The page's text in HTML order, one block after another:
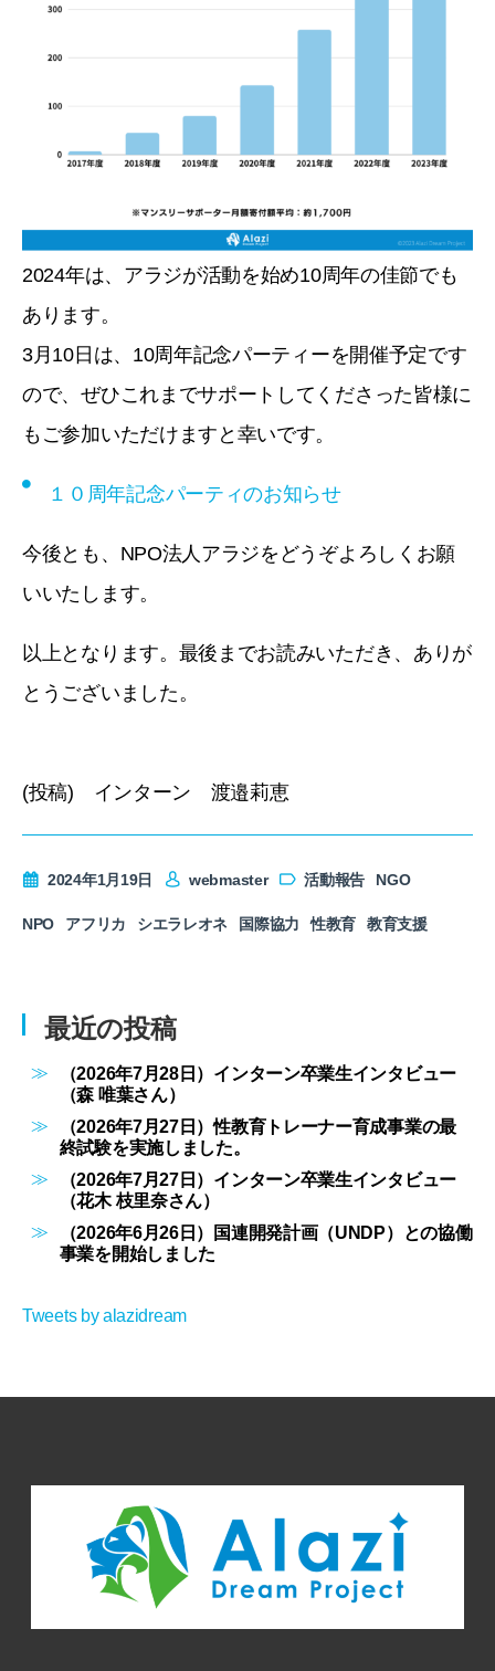
最近の投稿
（2026年7月28日）インターン卒業生インタビュー
（森 唯葉さん）
（2026年7月27日）性教育トレーナー育成事業の最
終試験を実施しました。
（2026年7月27日）インターン卒業生インタビュー
（花木 枝里奈さん）
（2026年6月26日）国連開発計画（UNDP）との協働
事業を開始しました
Tweets by alazidream
2024年は、アラジが活動を始め10周年の佳節でも
あります。
3月10日は、10周年記念パーティーを開催予定です
ので、ぜひこれまでサポートしてくださった皆様に
もご参加いただけますと幸いです。
１０周年記念パーティのお知らせ
今後とも、NPO法人アラジをどうぞよろしくお願
いいたします。
以上となります。最後までお読みいただき、ありが
とうございました。
(投稿) インターン 渡邉莉恵
2024年1月19日 webmaster 活動報告 NGO
NPO アフリカ シエラレオネ 国際協力 性教育 教育支援